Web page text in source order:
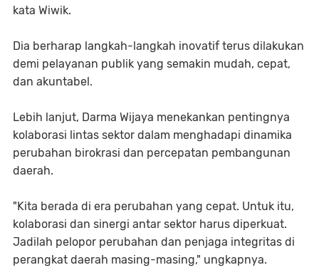
kata Wiwik.
Dia berharap langkah-langkah inovatif terus dilakukan
demi pelayanan publik yang semakin mudah, cepat,
dan akuntabel.
Lebih lanjut, Darma Wijaya menekankan pentingnya
kolaborasi lintas sektor dalam menghadapi dinamika
perubahan birokrasi dan percepatan pembangunan
daerah.
"Kita berada di era perubahan yang cepat. Untuk itu,
kolaborasi dan sinergi antar sektor harus diperkuat.
Jadilah pelopor perubahan dan penjaga integritas di
perangkat daerah masing-masing," ungkapnya.